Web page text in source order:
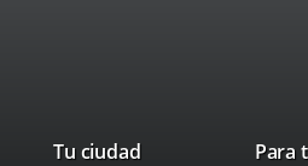
Tu ciudad Para